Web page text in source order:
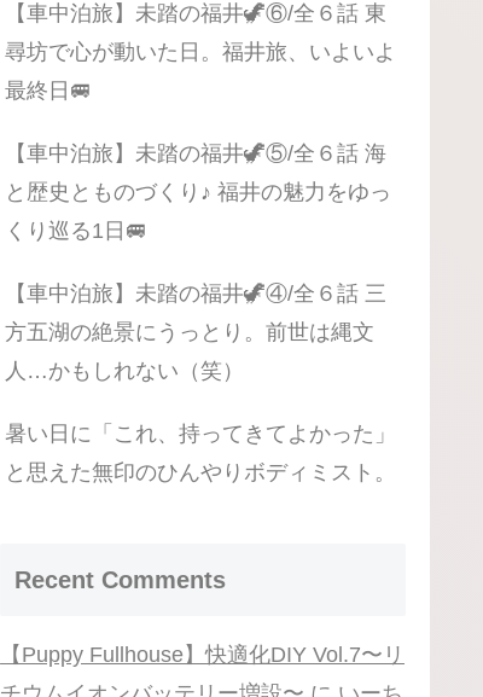
【車中泊旅】未踏の福井🦖⑥/全６話 東
尋坊で心が動いた日。福井旅、いよいよ
最終日🚐
【車中泊旅】未踏の福井🦖⑤/全６話 海
と歴史とものづくり♪ 福井の魅力をゆっ
くり巡る1日🚐
【車中泊旅】未踏の福井🦖④/全６話 三
方五湖の絶景にうっとり。前世は縄文
人…かもしれない（笑）
暑い日に「これ、持ってきてよかった」
と思えた無印のひんやりボディミスト。
Recent Comments
【Puppy Fullhouse】快適化DIY Vol.7〜リ